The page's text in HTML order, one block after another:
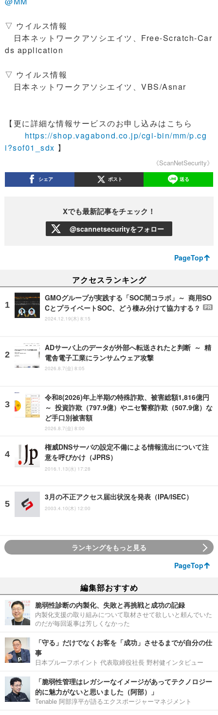
▽ ウイルス情報
日本ネットワークアソシエイツ、Free-Scratch-Car
ds application
▽ ウイルス情報
日本ネットワークアソシエイツ、VBS/Asnar
【更に詳細な情報サービスのお申し込みはこちら
https://shop.vagabond.co.jp/cgi-bin/mm/p.cg
i?sof01_sdx 】
《ScanNetSecurity》
シェア ポスト 送る
Xでも最新記事をチェック！
@scannetsecurityをフォロー
PageTop
アクセスランキング
GMOグループが実践する「SOC間コラボ」～ 商用SO
CとプライベートSOC、どう棲み分けて協力する？
PR
2024.12.19(木) 8:15
ADサーバ上のデータが外部へ転送されたと判断 ～ 精
電舎電子工業にランサムウェア攻撃
2026.8.7(金) 8:05
令和8(2026)年上半期の特殊詐欺、被害総額1,816億円
～ 投資詐欺（797.9億）やニセ警察詐欺（507.9億）な
ど手口別被害額
2026.8.7(金) 8:00
権威DNSサーバの設定不備による情報流出について注
意を呼びかけ（JPRS）
2016.1.13(水) 17:28
3月の不正アクセス届出状況を発表（IPA/ISEC）
2003.4.10(木) 12:00
ランキングをもっと見る
PageTop
編集部おすすめ
脆弱性診断の内製化、失敗と再挑戦と成功の記録
内製化支援の取り組みについて取材させて欲しいと頼んでいた
のだが毎回返事は芳しくなかった
「守る」だけでなくお客を「成功」させるまでが自分の仕
事
日本プルーフポイント 代表取締役社長 野村健インタビュー
「脆弱性管理はレガシーなイメージがあってテクノロジー
的に魅力がないと思いました（阿部）」
Tenable 阿部淳平が語るエクスポージャーマネジメント